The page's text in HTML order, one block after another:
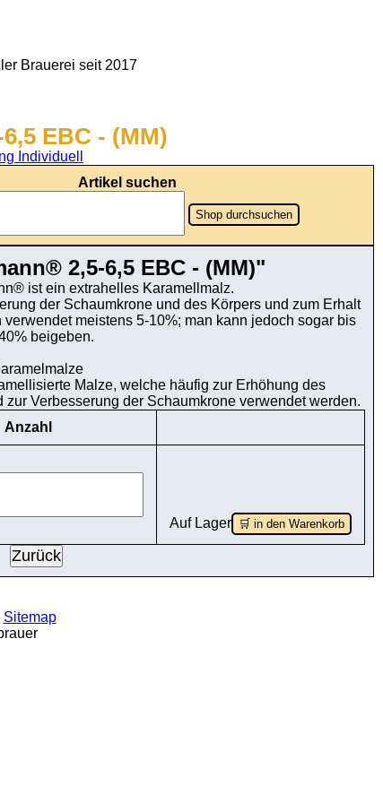
Brauerei seit 2017
EBC - (MM)
Individuell
Artikel suchen
Shop durchsuchen
2,5-6,5 EBC - (MM)"
ist ein extrahelles Karamellmalz.
der Schaumkrone und des Körpers und zum Erhalt
meistens 5-10%; man kann jedoch sogar bis
beigeben.
Malze, welche häufig zur Erhöhung des
Verbesserung der Schaumkrone verwendet werden.
Anzahl
Auf Lager 🛒 in den Warenkorb
Sitemap